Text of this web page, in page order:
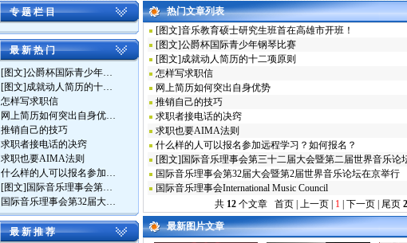
专 题 栏 目
最 新 热 门
[图文]公爵杯国际青少年…
[图文]成就动人简历的十…
怎样写求职信
网上简历如何突出自身优…
推销自己的技巧
求职者接电话的决窍
求职也要AIMA法则
什么样的人可以报名参加…
[图文] 国际音乐理事会第…
国际音乐理事会第32届大…
最 新 推 荐
热门文章列表
[图文]音乐教育硕士研究生班首在高雄市开班！
[图文]公爵杯国际青少年钢琴比赛
[图文]成就动人简历的十二项原则
怎样写求职信
网上简历如何突出自身优势
推销自己的技巧
求职者接电话的决窍
求职也要AIMA法则
什么样的人可以报名参加远程学习？如何报名？
[图文] 国际音乐理事会第三十二届大会暨第二届世界音乐论
国际音乐理事会第32届大会暨第2届世界音乐论坛在京举行
国际音乐理事会International Music Council
共 12个文章 首页 | 上一页 | 1| 下一页 | 尾页
最新图片文章